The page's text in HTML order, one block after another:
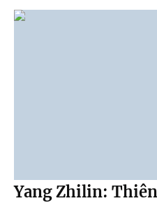
Yang Zhilin: